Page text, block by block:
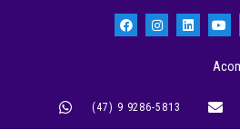
(47) 9 9286-5813